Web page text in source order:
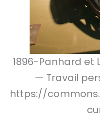
1896-Panhard et
— Travail
https://